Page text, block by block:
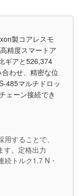
製コアレスモ
精度スマートア
ギアと526,374
わせ、精密な位
485マルチドロッ
ェーン接続でき
することで、
す。定格出力
続トルク1.7 N・